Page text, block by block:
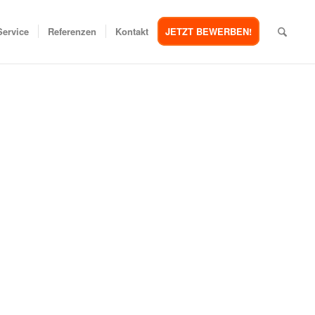
Referenzen Kontakt JETZT BEWERBEN!